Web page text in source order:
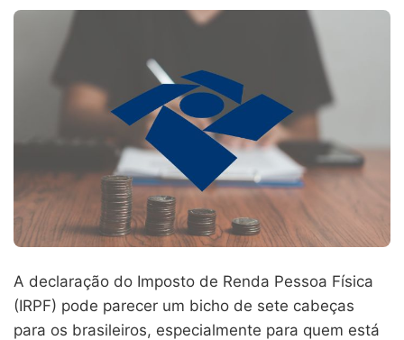
A declaração do Imposto de Renda Pessoa Física
(IRPF) pode parecer um bicho de sete cabeças
para os brasileiros, especialmente para quem está